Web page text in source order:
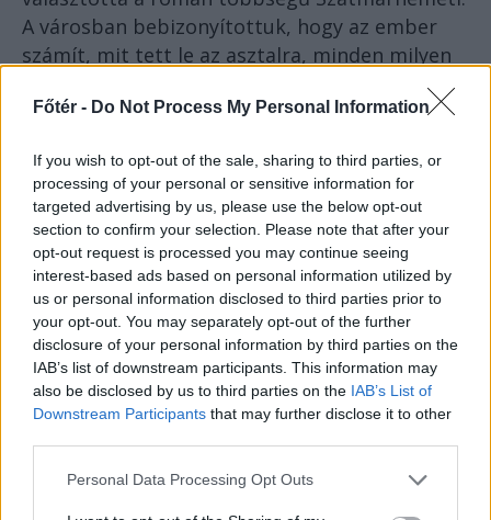
Főtér - Do Not Process My Personal Information
If you wish to opt-out of the sale, sharing to third parties, or
processing of your personal or sensitive information for
targeted advertising by us, please use the below opt-out
section to confirm your selection. Please note that after your
opt-out request is processed you may continue seeing
interest-based ads based on personal information utilized by
us or personal information disclosed to third parties prior to
your opt-out. You may separately opt-out of the further
disclosure of your personal information by third parties on the
IAB’s list of downstream participants. This information may
also be disclosed by us to third parties on the IAB’s List of
Downstream Participants that may further disclose it to other
Personal Data Processing Opt Outs
A városban bebizonyítottuk, hogy az ember
számít, mit tett le az asztalra, minden milyen
Fotó: berticiattila.hu
Mindig elmondom, és a románok is masszívan
egyetértenek velem, hogy amikor átmegyek a